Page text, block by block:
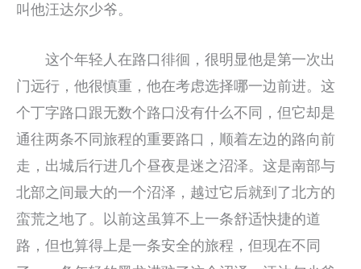
叫他汪达尔少爷。
这个年轻人在路口徘徊，很明显他是第一次出
门远行，他很慎重，他在考虑选择哪一边前进。这
个丁字路口跟无数个路口没有什么不同，但它却是
通往两条不同旅程的重要路口，顺着左边的路向前
走，出城后行进几个昼夜是迷之沼泽。这是南部与
北部之间最大的一个沼泽，越过它后就到了北方的
蛮荒之地了。以前这虽算不上一条舒适快捷的道
路，但也算得上是一条安全的旅程，但现在不同